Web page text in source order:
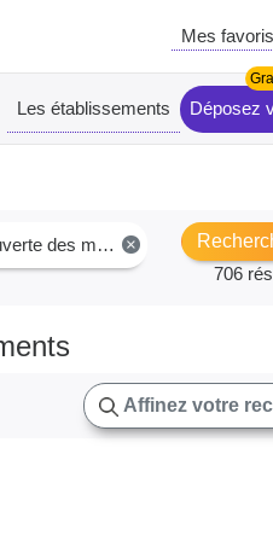
Mes favoris
Les établissements Déposez
×
des monuments
706
Affinez votre